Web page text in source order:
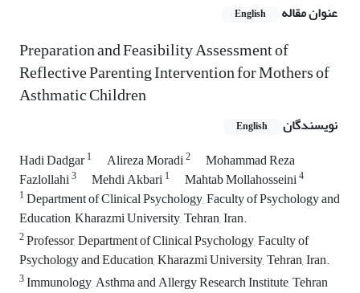
عنوان مقاله English
Preparation and Feasibility Assessment of
Reflective Parenting Intervention for Mothers of
Asthmatic Children
نویسندگان English
Hadi Dadgar1 Alireza Moradi2
Mohammad Reza
Fazlollahi3 Mehdi Akbari1 Mahtab Mollahosseini4
1Department of Clinical Psychology, Faculty of Psychology and
Education, Kharazmi University, Tehran, Iran.
2Professor, Department of Clinical Psychology, Faculty of
Psychology and Education, Kharazmi University, Tehran, Iran.
3Immunology, Asthma and Allergy Research Institute, Tehran